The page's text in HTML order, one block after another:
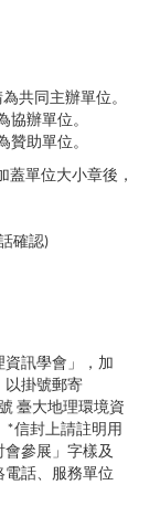
共同主辦單位。
協辦單位。
贊助單位。
蓋單位大小章後，
確認)
訊學會」，加
以掛號郵寄
臺大地理環境資
*信封上請註明用
會參展」字樣及
電話、服務單位